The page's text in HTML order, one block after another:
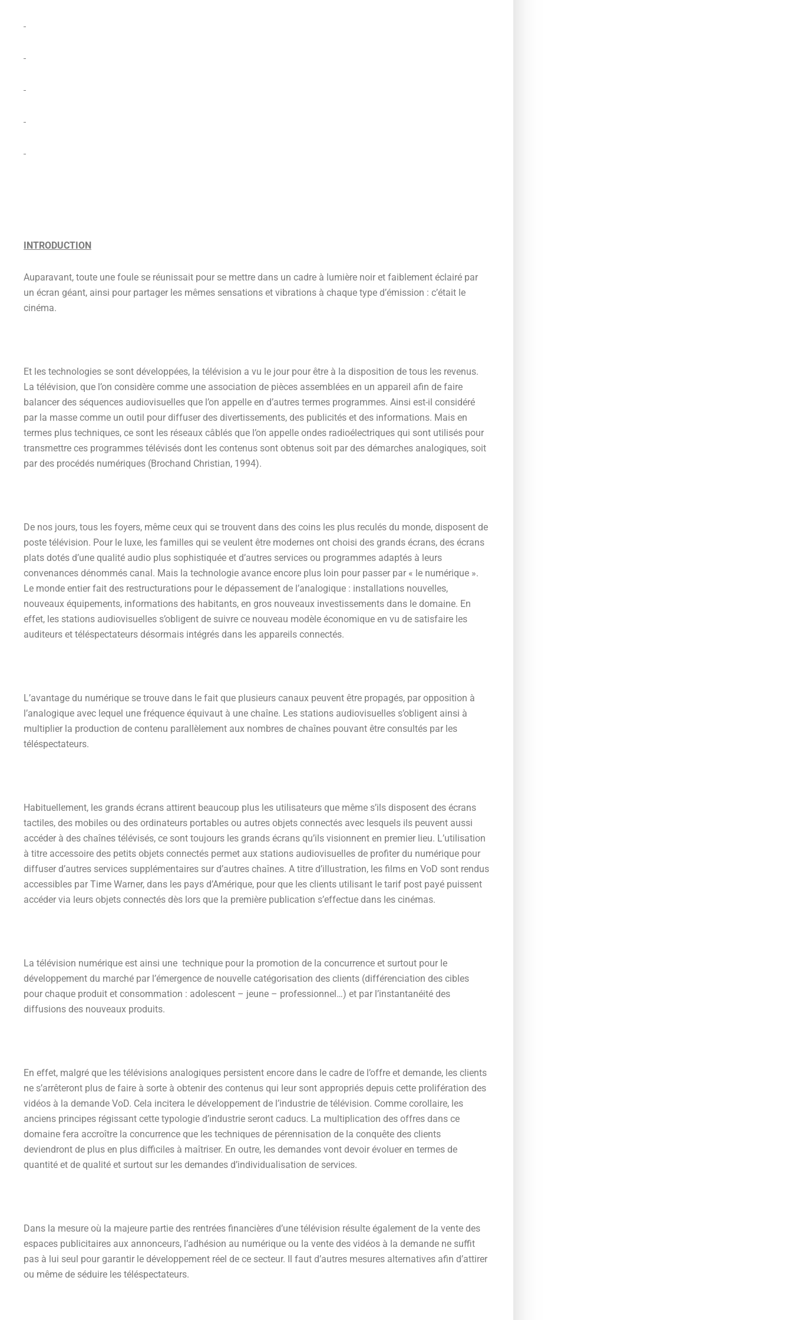
INTRODUCTION
Auparavant, toute une foule se réunissait pour se mettre dans un cadre à lumière noir et faiblement éclairé par
un écran géant, ainsi pour partager les mêmes sensations et vibrations à chaque type d’émission : c’était le
cinéma.
Et les technologies se sont développées, la télévision a vu le jour pour être à la disposition de tous les revenus.
La télévision, que l’on considère comme une association de pièces assemblées en un appareil afin de faire
balancer des séquences audiovisuelles que l’on appelle en d’autres termes programmes. Ainsi est-il considéré
par la masse comme un outil pour diffuser des divertissements, des publicités et des informations. Mais en
termes plus techniques, ce sont les réseaux câblés que l’on appelle ondes radioélectriques qui sont utilisés pour
transmettre ces programmes télévisés dont les contenus sont obtenus soit par des démarches analogiques, soit
par des procédés numériques (Brochand Christian, 1994).
De nos jours, tous les foyers, même ceux qui se trouvent dans des coins les plus reculés du monde, disposent de
poste télévision. Pour le luxe, les familles qui se veulent être modernes ont choisi des grands écrans, des écrans
plats dotés d’une qualité audio plus sophistiquée et d’autres services ou programmes adaptés à leurs
convenances dénommés canal. Mais la technologie avance encore plus loin pour passer par « le numérique ».
Le monde entier fait des restructurations pour le dépassement de l’analogique : installations nouvelles,
nouveaux équipements, informations des habitants, en gros nouveaux investissements dans le domaine. En
effet, les stations audiovisuelles s’obligent de suivre ce nouveau modèle économique en vu de satisfaire les
auditeurs et téléspectateurs désormais intégrés dans les appareils connectés.
L’avantage du numérique se trouve dans le fait que plusieurs canaux peuvent être propagés, par opposition à
l’analogique avec lequel une fréquence équivaut à une chaîne. Les stations audiovisuelles s’obligent ainsi à
multiplier la production de contenu parallèlement aux nombres de chaînes pouvant être consultés par les
téléspectateurs.
Habituellement, les grands écrans attirent beaucoup plus les utilisateurs que même s’ils disposent des écrans
tactiles, des mobiles ou des ordinateurs portables ou autres objets connectés avec lesquels ils peuvent aussi
accéder à des chaînes télévisés, ce sont toujours les grands écrans qu’ils visionnent en premier lieu. L’utilisation
à titre accessoire des petits objets connectés permet aux stations audiovisuelles de profiter du numérique pour
diffuser d’autres services supplémentaires sur d’autres chaînes. A titre d’illustration, les films en VoD sont rendus
accessibles par Time Warner, dans les pays d’Amérique, pour que les clients utilisant le tarif post payé puissent
accéder via leurs objets connectés dès lors que la première publication s’effectue dans les cinémas.
La télévision numérique est ainsi une technique pour la promotion de la concurrence et surtout pour le
développement du marché par l’émergence de nouvelle catégorisation des clients (différenciation des cibles
pour chaque produit et consommation : adolescent – jeune – professionnel…) et par l’instantanéité des
diffusions des nouveaux produits.
En effet, malgré que les télévisions analogiques persistent encore dans le cadre de l’offre et demande, les clients
ne s’arrêteront plus de faire à sorte à obtenir des contenus qui leur sont appropriés depuis cette prolifération des
vidéos à la demande VoD. Cela incitera le développement de l’industrie de télévision. Comme corollaire, les
anciens principes régissant cette typologie d’industrie seront caducs. La multiplication des offres dans ce
domaine fera accroître la concurrence que les techniques de pérennisation de la conquête des clients
deviendront de plus en plus difficiles à maîtriser. En outre, les demandes vont devoir évoluer en termes de
quantité et de qualité et surtout sur les demandes d’individualisation de services.
Dans la mesure où la majeure partie des rentrées financières d’une télévision résulte également de la vente des
espaces publicitaires aux annonceurs, l’adhésion au numérique ou la vente des vidéos à la demande ne suffit
pas à lui seul pour garantir le développement réel de ce secteur. Il faut d’autres mesures alternatives afin d’attirer
ou même de séduire les téléspectateurs.